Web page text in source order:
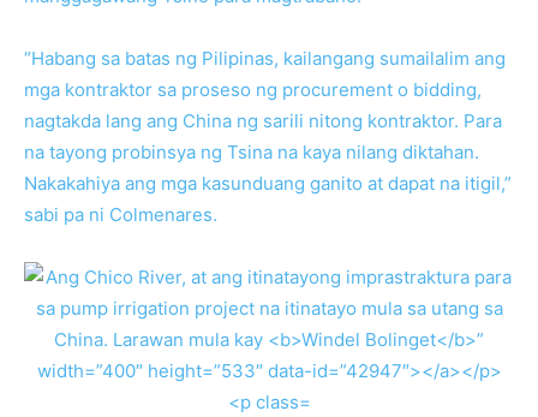
“Habang sa batas ng Pilipinas, kailangang sumailalim ang
mga kontraktor sa proseso ng procurement o bidding,
nagtakda lang ang China ng sarili nitong kontraktor. Para
na tayong probinsya ng Tsina na kaya nilang diktahan.
Nakakahiya ang mga kasunduang ganito at dapat na itigil,”
sabi pa ni Colmenares.